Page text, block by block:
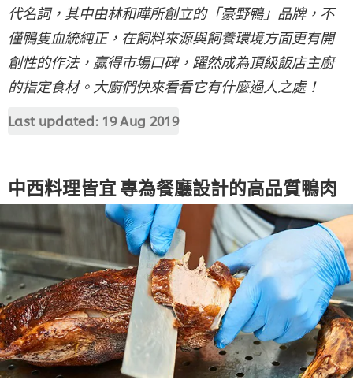
代名詞，其中由林和曄所創立的「豪野鴨」品牌，不
僅鴨隻血統純正，在飼料來源與飼養環境方面更有開
創性的作法，贏得市場口碑，躍然成為頂級飯店主廚
的指定食材。大廚們快來看看它有什麼過人之處！
Last updated: 19 Aug 2019
中西料理皆宜 專為餐廳設計的高品質鴨肉